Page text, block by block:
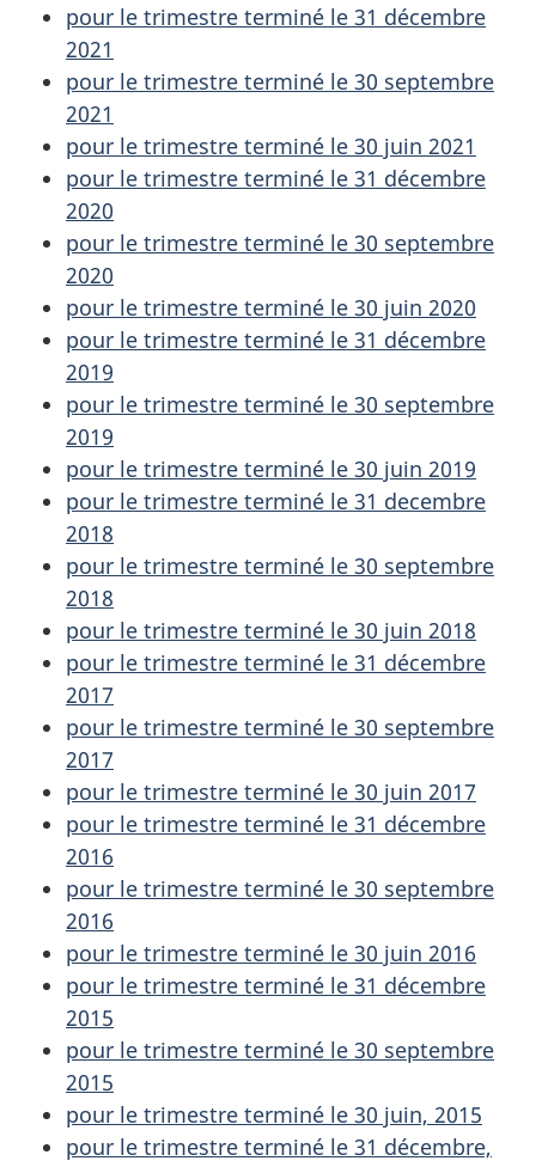
pour le trimestre terminé le 31 décembre
2021
pour le trimestre terminé le 30 septembre
2021
pour le trimestre terminé le 30 juin 2021
pour le trimestre terminé le 31 décembre
2020
pour le trimestre terminé le 30 septembre
2020
pour le trimestre terminé le 30 juin 2020
pour le trimestre terminé le 31 décembre
2019
pour le trimestre terminé le 30 septembre
2019
pour le trimestre terminé le 30 juin 2019
pour le trimestre terminé le 31 decembre
2018
pour le trimestre terminé le 30 septembre
2018
pour le trimestre terminé le 30 juin 2018
pour le trimestre terminé le 31 décembre
2017
pour le trimestre terminé le 30 septembre
2017
pour le trimestre terminé le 30 juin 2017
pour le trimestre terminé le 31 décembre
2016
pour le trimestre terminé le 30 septembre
2016
pour le trimestre terminé le 30 juin 2016
pour le trimestre terminé le 31 décembre
2015
pour le trimestre terminé le 30 septembre
2015
pour le trimestre terminé le 30 juin, 2015
pour le trimestre terminé le 31 décembre,